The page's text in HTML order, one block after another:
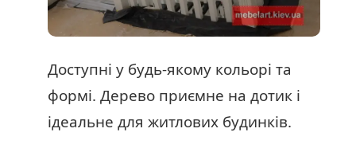
Доступні у будь-якому кольорі та
формі. Дерево приємне на дотик і
ідеальне для житлових будинків.